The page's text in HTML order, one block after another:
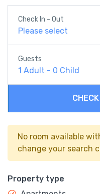
Check In - Out
Please select
Guests
1 Adult - 0 Child
No room available
change your search
Property type